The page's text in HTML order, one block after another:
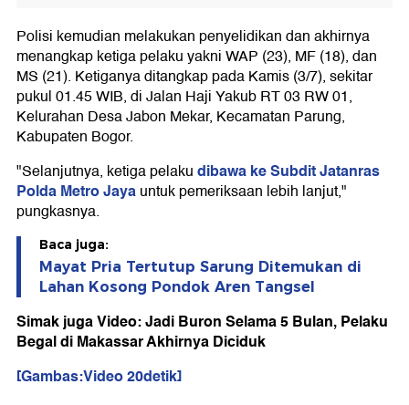
Polisi kemudian melakukan penyelidikan dan akhirnya
menangkap ketiga pelaku yakni WAP (23), MF (18), dan
MS (21). Ketiganya ditangkap pada Kamis (3/7), sekitar
pukul 01.45 WIB, di Jalan Haji Yakub RT 03 RW 01,
Kelurahan Desa Jabon Mekar, Kecamatan Parung,
Kabupaten Bogor.
"Selanjutnya, ketiga pelakudibawa ke Subdit Jatanras
Polda Metro Jayauntuk pemeriksaan lebih lanjut,"
pungkasnya.
Baca juga:
Mayat Pria Tertutup Sarung Ditemukan di
Lahan Kosong Pondok Aren Tangsel
Simak juga Video: Jadi Buron Selama 5 Bulan, Pelaku
Begal di Makassar Akhirnya Diciduk
[Gambas:Video 20detik]